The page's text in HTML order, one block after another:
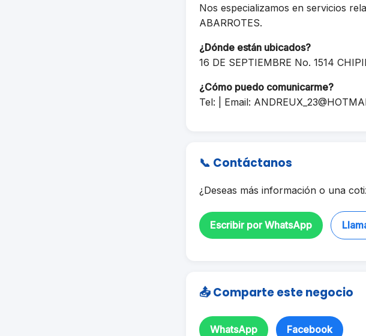
Nos especializamos en servicios
ABARROTES.
¿Dónde están ubicados?
16 DE SEPTIEMBRE No. 1514
¿Cómo puedo comunicarme?
Tel: | Email:
📞 Contáctanos
¿Deseas más información o una
Escribir por WhatsApp
📤 Comparte este negocio
WhatsApp Facebook